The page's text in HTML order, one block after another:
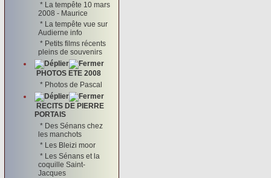
* La tempête 10 mars
2008 - Maurice
* La tempête vue sur
Audierne info
* Petits films récents
pleins de souvenirs
PHOTOS ETE 2008
* Photos de Pascal
RECITS DE PIERRE
PORTAIS
* Des Sénans chez
les manchots
* Les Bleizi moor
* Les Sénans et la
coquille Saint-
Jacques